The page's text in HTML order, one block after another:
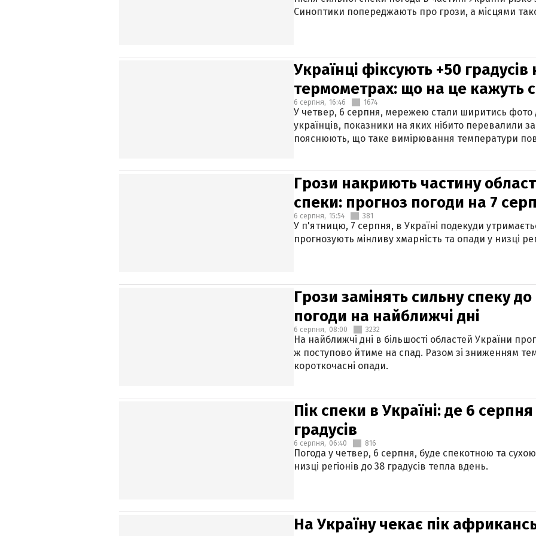
Синоптики попереджають про грози, а місцями
Українці фіксують +50
термометрах: що на це кажуть
6 серпня, 16:46 1674
У четвер, 6 серпня, мережею стали ширитись фото
українців, показники на яких нібито перевалили
пояснюють, що таке вимірювання температури
Грози накриють частину
спеки: прогноз погоди на 7
6 серпня, 15:54 381
У п'ятницю, 7 серпня, в Україні подекуди
прогнозують мінливу хмарність та опади у низці
Грози замінять сильну спеку
погоди на найближчі дні
6 серпня, 08:00 3232
На найближчі дні в більшості областей України
ж поступово йтиме на спад. Разом зі зниженням
короткочасні опади.
Пік спеки в Україні: де 6
градусів
6 серпня, 06:40 816
Погода у четвер, 6 серпня, буде спекотною та
низці регіонів до 38 градусів тепла вдень.
На Україну чекає пік